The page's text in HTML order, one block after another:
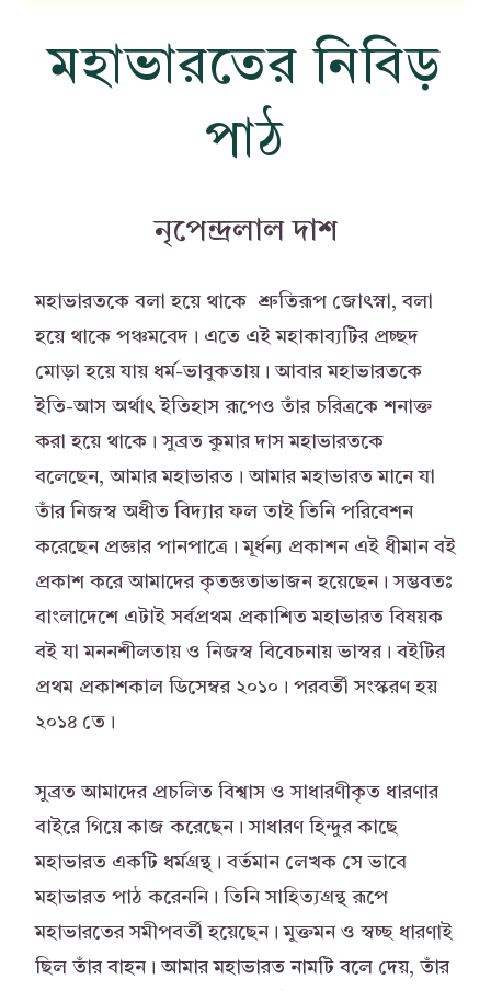
মহাভারতের নিবিড়
পাঠ
নৃপেন্দ্রলাল দাশ
মহাভারতকে বলা হয়ে থাকে শ্রুতিরূপ জোৎস্না, বলা
হয়ে থাকে পঞ্চমবেদ। এতে এই মহাকাব্যটির প্রচ্ছদ
মোড়া হয়ে যায় ধর্ম-ভাবুকতায়। আবার মহাভারতকে
ইতি-আস অর্থাৎ ইতিহাস রূপেও তাঁর চরিত্রকে শনাক্ত
করা হয়ে থাকে। সুব্রত কুমার দাস মহাভারতকে
বলেছেন, আমার মহাভারত। আমার মহাভারত মানে যা
তাঁর নিজস্ব অধীত বিদ্যার ফল তাই তিনি পরিবেশন
করেছেন প্রজ্ঞার পানপাত্রে। মূর্ধন্য প্রকাশন এই ধীমান বই
প্রকাশ করে আমাদের কৃতজ্ঞতাভাজন হয়েছেন। সম্ভবতঃ
বাংলাদেশে এটাই সর্বপ্রথম প্রকাশিত মহাভারত বিষয়ক
বই যা মননশীলতায় ও নিজস্ব বিবেচনায় ভাস্বর। বইটির
প্রথম প্রকাশকাল ডিসেম্বর ২০১০। পরবর্তী সংস্করণ হয়
২০১৪ তে।
সুব্রত আমাদের প্রচলিত বিশ্বাস ও সাধারণীকৃত ধারণার
বাইরে গিয়ে কাজ করেছেন। সাধারণ হিন্দুর কাছে
মহাভারত একটি ধর্মগ্রন্থ। বর্তমান লেখক সে ভাবে
মহাভারত পাঠ করেননি। তিনি সাহিত্যগ্রন্থ রূপে
মহাভারতের সমীপবর্তী হয়েছেন। মুক্তমন ও স্বচ্ছ ধারণাই
ছিল তাঁর বাহন। আমার মহাভারত নামটি বলে দেয়, তাঁর